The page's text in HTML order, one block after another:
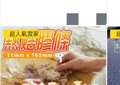
超人氣賣家